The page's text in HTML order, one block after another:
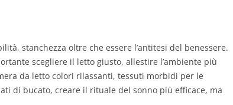
stanchezza oltre che essere l’antitesi del benessere.
scegliere il letto giusto, allestire l’ambiente più
da letto colori rilassanti, tessuti morbidi per le
di bucato, creare il rituale del sonno più efficace, ma